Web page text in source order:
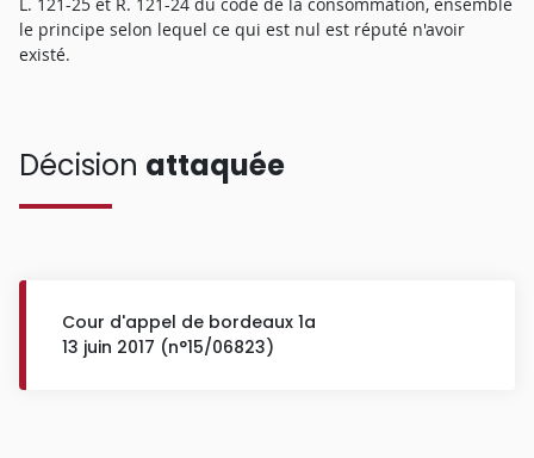
le principe selon lequel ce qui est nul est réputé n'avoir
existé.
Décision attaquée
Cour d'appel de bordeaux 1a
13 juin 2017 (n°15/06823)